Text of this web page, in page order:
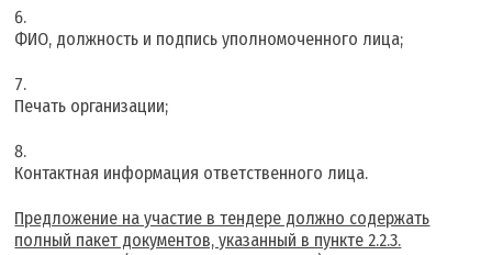
ФИО, должность и подпись уполномоченного лица;
Печать организации;
Контактная информация ответственного лица.
Предложение на участие в тендере должно содержать
полный пакет документов, указанный в пункте 2.2.3.